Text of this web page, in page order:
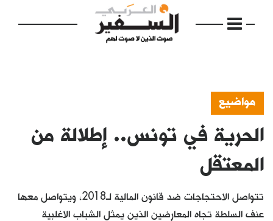
الرئيسية
مواضيع
فكرة
مواضيع
الحرية في تونس.. إطلالة من
المعتقل
تتواصل الاحتجاجات ضد قانون المالية لـ2018، ويتواصل معها
عنف السلطة تجاه المعارضين الذين يمثل الشباب الاغلبية